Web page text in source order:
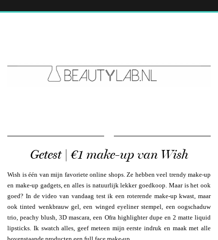
Getest | €1 make-up van Wish
Wish is één van mijn favoriete online shops. Ze hebben veel trendy make-up
en make-up gadgets, en alles is natuurlijk lekker goedkoop. Maar is het ook
goed? In de video van vandaag test ik een roterende make-up kwast, maar
ook tinted wenkbrauw gel, een winged eyeliner stempel, een oogschaduw
trio, peachy blush, 3D mascara, een Ofra highlighter dupe en 2 matte liquid
lipsticks. Ik swatch alles, geef meteen mijn eerste indruk en maak met alle